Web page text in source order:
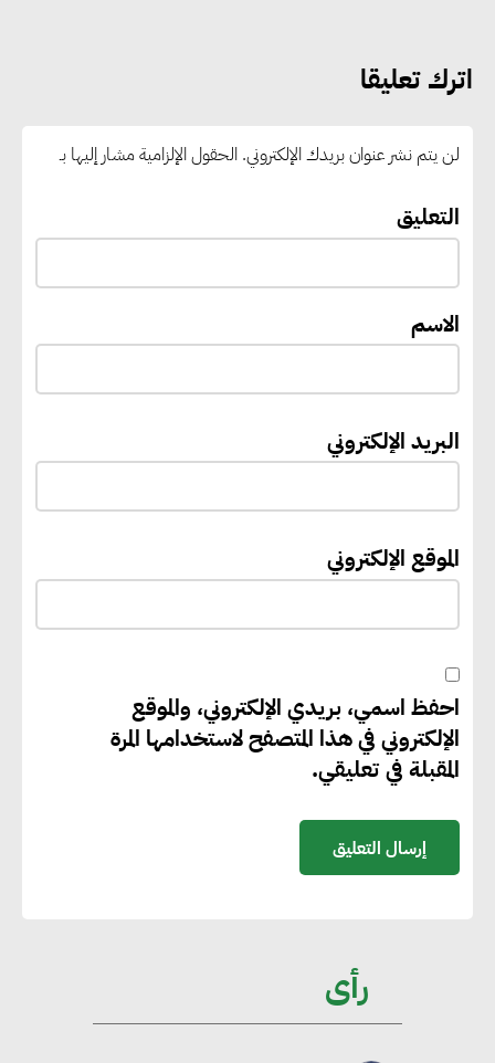
اترك تعليقا
لن يتم نشر عنوان بريدك الإلكتروني. الحقول الإلزامية مشار إليها بـ
التعليق
الاسم
البريد الإلكتروني
الموقع الإلكتروني
احفظ اسمي، بريدي الإلكتروني، والموقع
الإلكتروني في هذا المتصفح لاستخدامها المرة
المقبلة في تعليقي.
رأى
الانتظار حتى نهاية المرحلة
رئيس الوزراء يستقبل المدير العام
يعمل على تطوير موقعه الإلكتروني
حوكمة ملف الإعاقة في مصر
مليون جنيه إسترليني لدعم توسع
المتجددة
جوجل تعلن إضافة 12 جيجاوات
من الطاقة النظيفة وتجنب انبعاث
أكسيد الكربون
2035